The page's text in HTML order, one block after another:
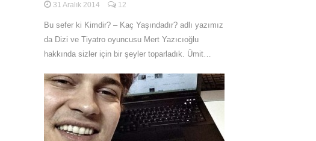
31 Aralık 2014 12
Bu sefer ki Kimdir? – Kaç Yaşındadır? adlı yazımız
da Dizi ve Tiyatro oyuncusu Mert Yazıcıoğlu
hakkında sizler için bir şeyler toparladık. Ümit…